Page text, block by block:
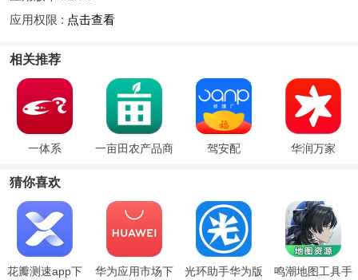
应用权限 : 点击查看
相关推荐
一体系
一亩田农产品商
驾安配 华润万家
猜你喜欢
花瓣测速app下
华为应用市场下
光环助手华为版
鸣潮地图工具手